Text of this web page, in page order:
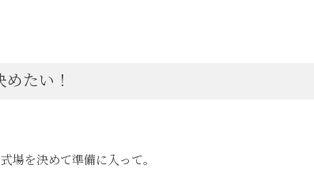
たい！
場を決めて準備に入って。